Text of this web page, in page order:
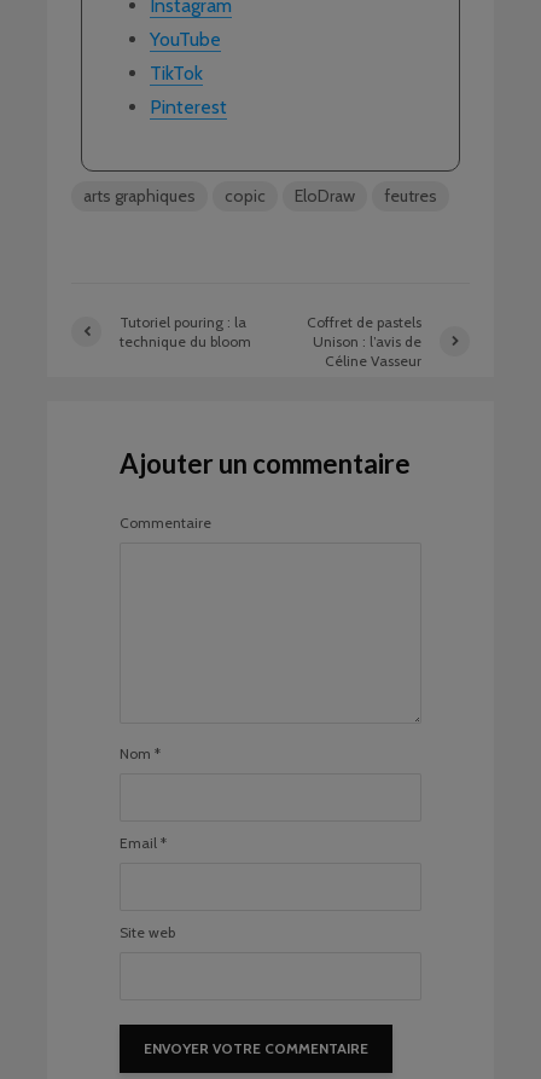
Instagram
YouTube
TikTok
Pinterest
arts graphiques copic EloDraw feutres
Tutoriel pouring : la
technique du bloom
Coffret de pastels
Unison : l’avis de
Céline Vasseur
Ajouter un commentaire
Commentaire
Nom *
Email *
Site web